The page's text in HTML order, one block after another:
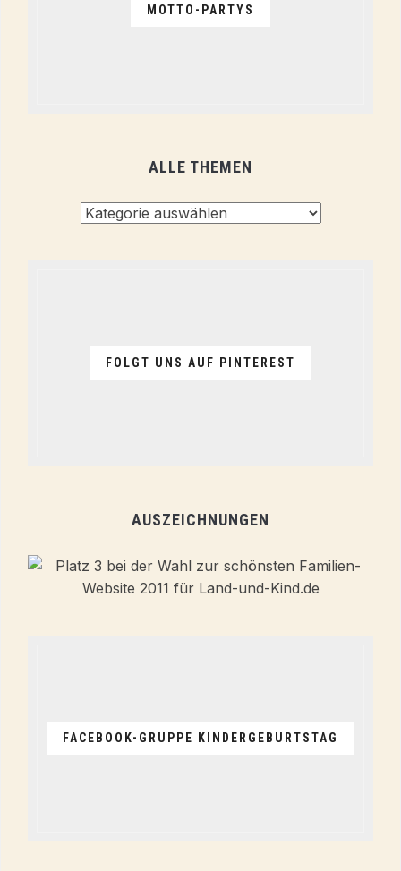
MOTTO-PARTYS
ALLE THEMEN
FOLGT UNS AUF PINTEREST
AUSZEICHNUNGEN
FACEBOOK-GRUPPE KINDERGEBURTSTAG